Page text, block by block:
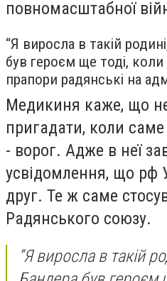
повномасштабної
“Я виросла в такій
був героєм ще тоді, коли
прапори радянські на
Медикиня каже, що
пригадати, коли саме
- ворог. Адже в неї
усвідомлення, що рф
друг. Те ж саме
Радянського союзу.
“Я виросла в такій